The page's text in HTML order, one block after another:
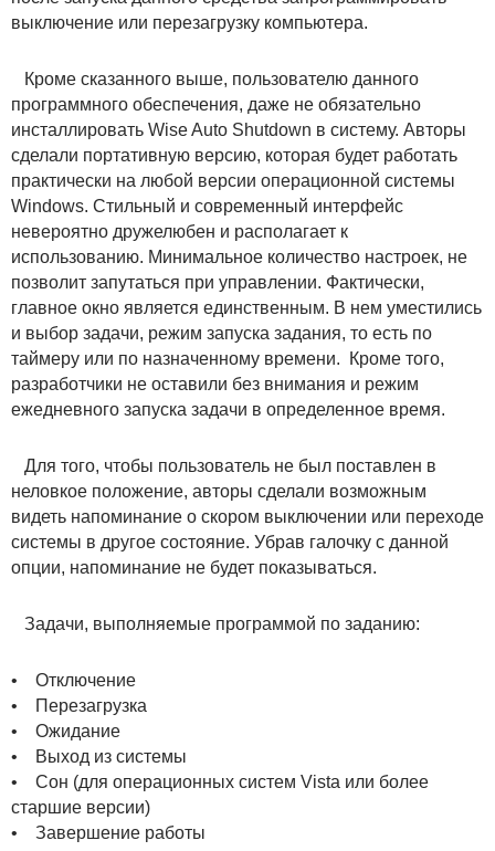
выключение или перезагрузку компьютера.
Кроме сказанного выше, пользователю данного
программного обеспечения, даже не обязательно
инсталлировать Wise Auto Shutdown в систему. Авторы
сделали портативную версию, которая будет работать
практически на любой версии операционной системы
Windows. Стильный и современный интерфейс
невероятно дружелюбен и располагает к
использованию. Минимальное количество настроек, не
позволит запутаться при управлении. Фактически,
главное окно является единственным. В нем уместились
и выбор задачи, режим запуска задания, то есть по
таймеру или по назначенному времени. Кроме того,
разработчики не оставили без внимания и режим
ежедневного запуска задачи в определенное время.
Для того, чтобы пользователь не был поставлен в
неловкое положение, авторы сделали возможным
видеть напоминание о скором выключении или переходе
системы в другое состояние. Убрав галочку с данной
опции, напоминание не будет показываться.
Задачи, выполняемые программой по заданию:
• Отключение
• Перезагрузка
• Ожидание
• Выход из системы
• Сон (для операционных систем Vista или более
старшие версии)
• Завершение работы